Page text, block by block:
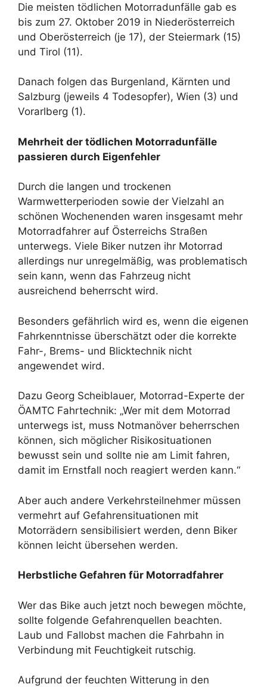
Die meisten tödlichen Motorradunfälle gab es
bis zum 27. Oktober 2019 in Niederösterreich
und Oberösterreich (je 17), der Steiermark (15)
und Tirol (11).
Danach folgen das Burgenland, Kärnten und
Salzburg (jeweils 4 Todesopfer), Wien (3) und
Vorarlberg (1).
Mehrheit der tödlichen Motorradunfälle
passieren durch Eigenfehler
Durch die langen und trockenen
Warmwetterperioden sowie der Vielzahl an
schönen Wochenenden waren insgesamt mehr
Motorradfahrer auf Österreichs Straßen
unterwegs. Viele Biker nutzen ihr Motorrad
allerdings nur unregelmäßig, was problematisch
sein kann, wenn das Fahrzeug nicht
ausreichend beherrscht wird.
Besonders gefährlich wird es, wenn die eigenen
Fahrkenntnisse überschätzt oder die korrekte
Fahr-, Brems- und Blicktechnik nicht
angewendet wird.
Dazu Georg Scheiblauer, Motorrad-Experte der
ÖAMTC Fahrtechnik: „Wer mit dem Motorrad
unterwegs ist, muss Notmanöver beherrschen
können, sich möglicher Risikosituationen
bewusst sein und sollte nie am Limit fahren,
damit im Ernstfall noch reagiert werden kann.“
Aber auch andere Verkehrsteilnehmer müssen
vermehrt auf Gefahrensituationen mit
Motorrädern sensibilisiert werden, denn Biker
können leicht übersehen werden.
Herbstliche Gefahren für Motorradfahrer
Wer das Bike auch jetzt noch bewegen möchte,
sollte folgende Gefahrenquellen beachten.
Laub und Fallobst machen die Fahrbahn in
Verbindung mit Feuchtigkeit rutschig.
Aufgrund der feuchten Witterung in den